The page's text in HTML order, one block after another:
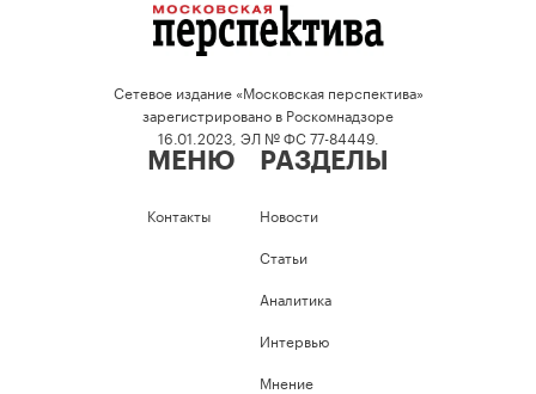
Сетевое издание «Московская перспектива»
зарегистрировано в Роскомнадзоре
16.01.2023, ЭЛ № ФС 77-84449.
МЕНЮ
Контакты
РАЗДЕЛЫ
Новости
Статьи
Аналитика
Интервью
Мнение